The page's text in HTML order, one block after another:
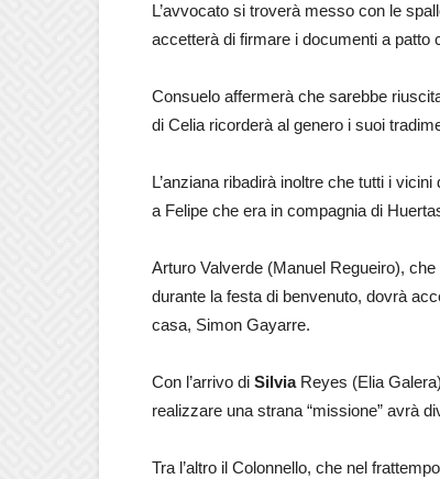
L’avvocato si troverà messo con le
accetterà di firmare i documenti a patto
Consuelo affermerà che sarebbe
di Celia ricorderà al genero i suoi
L’anziana ribadirà inoltre che tutti i
a Felipe che era in compagnia di
Arturo Valverde (Manuel Regueiro),
durante la festa di benvenuto, dovrà
casa, Simon Gayarre.
Con l’arrivo di SilviaReyes (Elia
realizzare una strana “missione” avrà
Tra l’altro il Colonnello, che nel